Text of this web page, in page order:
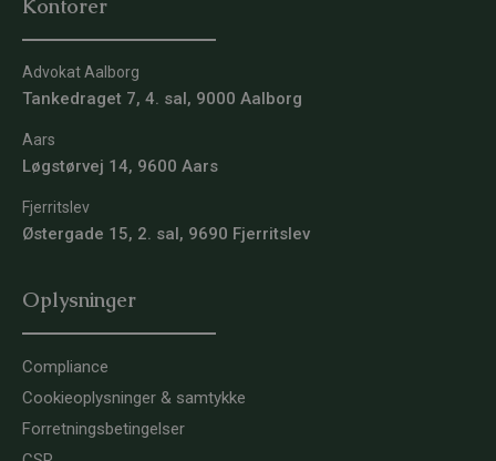
Kontorer
Advokat Aalborg
Tankedraget 7, 4. sal, 9000 Aalborg
Aars
Løgstørvej 14, 9600 Aars
Fjerritslev
Østergade 15, 2. sal, 9690 Fjerritslev
Oplysninger
Compliance
Cookieoplysninger & samtykke
Forretningsbetingelser